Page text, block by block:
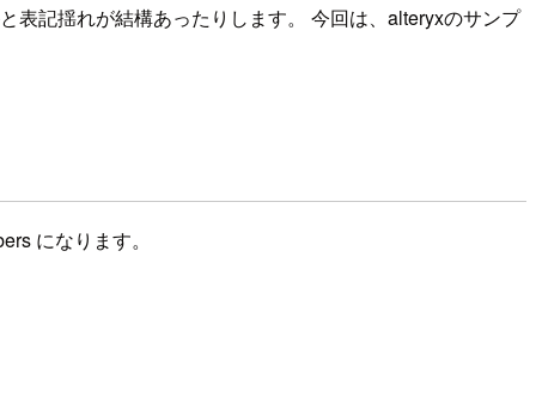
表記揺れが結構あったりします。 今回は、alteryxのサンプ
になります。